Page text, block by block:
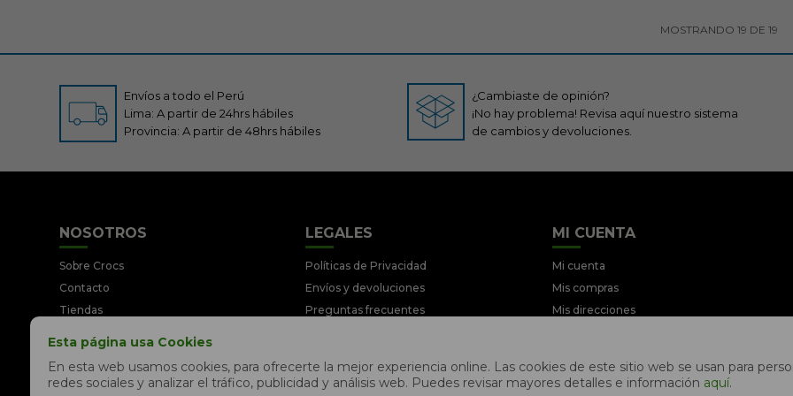
Esta página usa Cookies
En esta web usamos cookies, para ofrecerte la mejor experiencia online. Las cookies de este sitio web se usan para
redes sociales y analizar el tráfico, publicidad y análisis web. Puedes revisar mayores detalles e información aquí.
MOSTRANDO19 DE19
Envíos a todo el Perú
Lima: A partir de 24hrs hábiles
Provincia: A partir de 48hrs hábiles
¿Cambiaste de opinión?
¡No hay problema! Revisa aquí nuestro sistema
de cambios y devoluciones.
NOSOTROS
Sobre Crocs
Contacto
Tiendas
LEGALES
Políticas de Privacidad
Envíos y devoluciones
Preguntas frecuentes
MI CUENTA
Mi cuenta
Mis compras
Mis direcciones